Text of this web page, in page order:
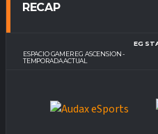
RECAP
ESPACIO GAMER EG ASCENSION -
TEMPORADA ACTUAL
EG